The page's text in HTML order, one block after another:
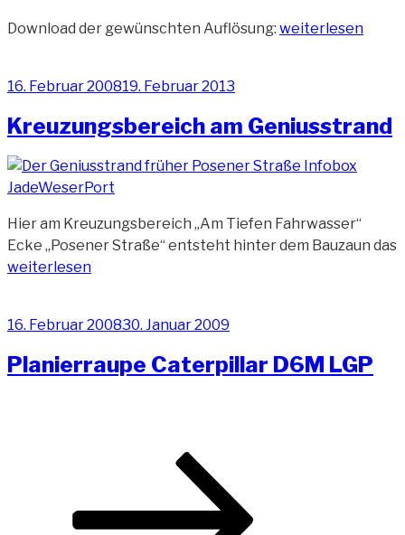
Download der gewünschten Auflösung: „Hintergrundbild
Leuchtturm
bei
Nacht“
weiterlesen
Veröffentlicht
16. Februar 200819. Februar 2013
Kreuzungsbereich am Geniusstrand
Hier am Kreuzungsbereich „Am Tiefen Fahrwasser“
Ecke „Posener Straße“ entsteht hinter dem Bauzaun das
„Kreuzungsbereich
weiterlesen
Veröffentlicht
16. Februar 200830. Januar 2009
Planierraupe Caterpillar D6M LGP
Beitragsnavigation